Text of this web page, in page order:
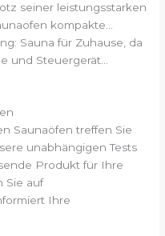
seiner leistungsstarken
kompakte...
Sauna für Zuhause, da
und Steuergerät...
Saunaöfen treffen Sie
unabhängigen Tests
Produkt für Ihre
Sie auf
Ihre